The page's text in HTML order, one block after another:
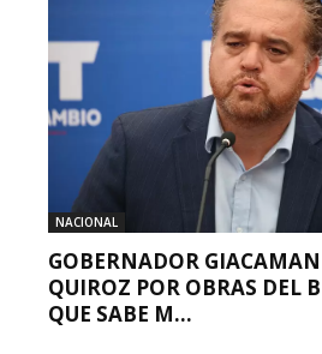
NACIONAL
GOBERNADOR
QUIROZ POR OBRAS DEL
QUE SABE M...